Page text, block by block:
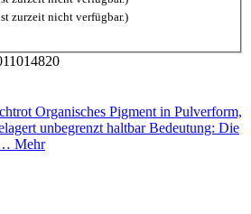
zurzeit nicht verfügbar.)
Organisches Pigment in Pulverform,
unbegrenzt haltbar Bedeutung: Die
Mehr